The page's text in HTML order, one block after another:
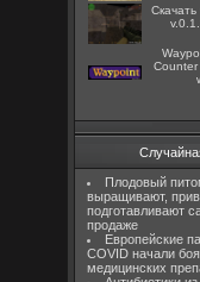
Плодовый
выращивают,
подготавливают
продаже
Европейские
COVID начали
медицинских